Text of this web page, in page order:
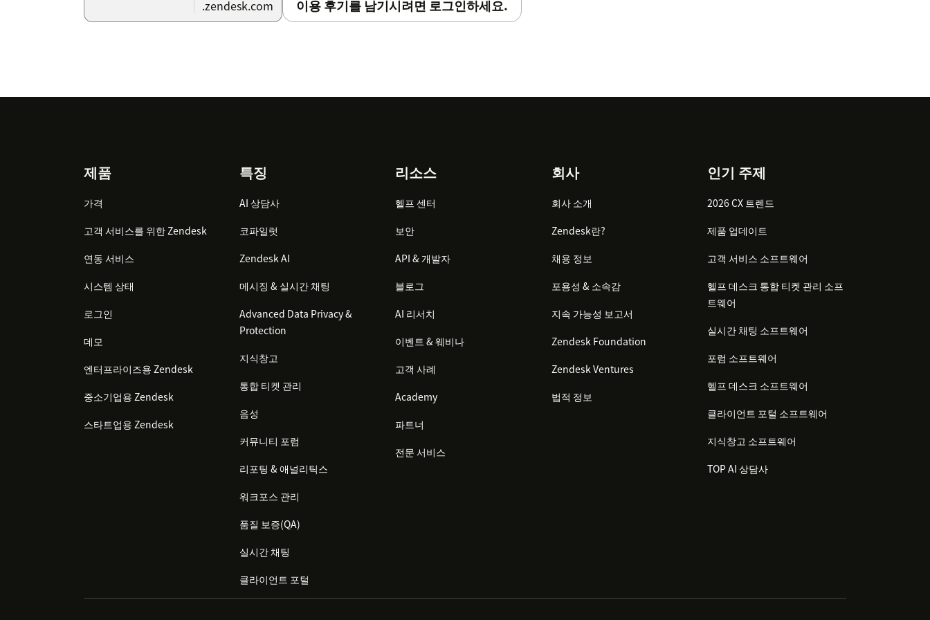
.zendesk.com 이용 후기를 남기시려면 로그인하세요.
제품
가격
고객 서비스를 위한 Zendesk
연동 서비스
시스템 상태
로그인
데모
엔터프라이즈용 Zendesk
중소기업용 Zendesk
스타트업용 Zendesk
특징
AI 상담사
코파일럿
Zendesk AI
메시징 & 실시간 채팅
Advanced Data Privacy &
Protection
지식창고
통합 티켓 관리
음성
커뮤니티 포럼
리포팅 & 애널리틱스
워크포스 관리
품질 보증(QA)
실시간 채팅
클라이언트 포털
리소스
헬프 센터
보안
API & 개발자
블로그
AI 리서치
이벤트 & 웨비나
고객 사례
Academy
파트너
전문 서비스
회사
회사 소개
Zendesk란?
채용 정보
포용성 & 소속감
지속 가능성 보고서
Zendesk Foundation
Zendesk Ventures
법적 정보
인기 주제
2026 CX 트렌드
제품 업데이트
고객 서비스 소프트웨어
헬프 데스크 통합 티켓 관리 소프
트웨어
실시간 채팅 소프트웨어
포럼 소프트웨어
헬프 데스크 소프트웨어
클라이언트 포털 소프트웨어
지식창고 소프트웨어
TOP AI 상담사